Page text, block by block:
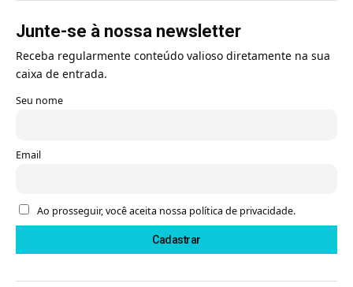
Junte-se à nossa newsletter
Receba regularmente conteúdo valioso diretamente na sua
caixa de entrada.
Seu nome
Email
Ao prosseguir, você aceita nossa política de privacidade.